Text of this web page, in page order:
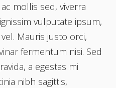
mollis sed, viverra
vulputate ipsum,
Mauris justo orci,
fermentum nisi. Sed
a egestas mi
nibh sagittis,